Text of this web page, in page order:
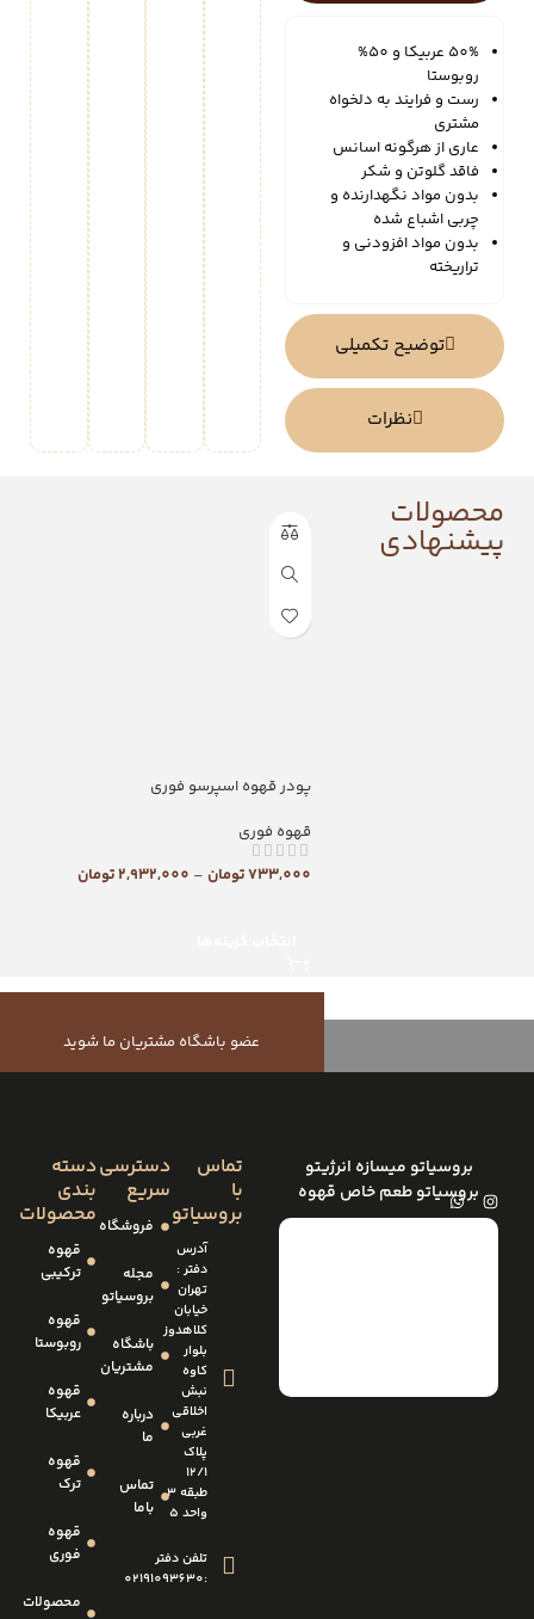
توضیح تکمیلی
نظرات
50% عربیکا و 50%
روبوستا
رست و فرایند به دلخواه
مشتری
عاری از هرگونه اسانس
فاقد گلوتن و شکر
بدون مواد نگهدارنده و
چربی اشباع شده
بدون مواد افزودنی و
تراریخته
محصولات
پیشنهادی
پودر قهوه اسپرسو فوری
قهوه فوری
733,000تومان –
2,932,000تومان
عضو باشگاه مشتریان ما شوید
بروسیاتو میسازه انرژیتو
بروسیاتو طعم خاص قهوه
تماس
با
بروسیاتو
آدرس
دفتر :
تهران
خیابان
کلاهدوز
بلوار
کاوه
نبش
اخلاقی
غربی
پلاک
12/1
طبقه 3
واحد 5
تلفن دفتر
:02191093630
دسترسی
سریع
فروشگاه
مجله
بروسیاتو
باشگاه
مشتریان
درباره
ما
تماس
باما
دسته
بندی
محصولات
قهوه
ترکیبی
قهوه
روبوستا
قهوه
عربیکا
قهوه
ترک
قهوه
فوری
محصولات